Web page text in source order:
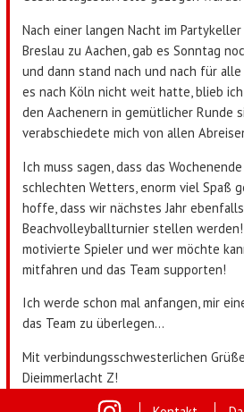
Nach einer langen Nacht im
Breslau zu Aachen, gab es Sonntag
und dann stand nach und nach für alle
es nach Köln nicht weit hatte, blieb
den Aachenern in gemütlicher Runde
verabschiedete mich von allen
Ich muss sagen, dass das
schlechten Wetters, enorm viel Spaß
hoffe, dass wir nächstes Jahr
Beachvolleyballturnier stellen
motivierte Spieler und wer möchte
mitfahren und das Team supporten!
Ich werde schon mal anfangen, mir
das Team zu überlegen...
Mit verbindungsschwesterlichen
Dieimmerlacht Z!